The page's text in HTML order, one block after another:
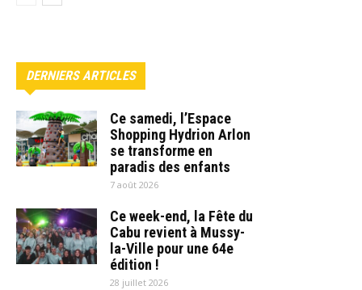
DERNIERS ARTICLES
Ce samedi, l’Espace
Shopping Hydrion Arlon
se transforme en
paradis des enfants
7 août 2026
Ce week-end, la Fête du
Cabu revient à Mussy-
la-Ville pour une 64e
édition !
28 juillet 2026